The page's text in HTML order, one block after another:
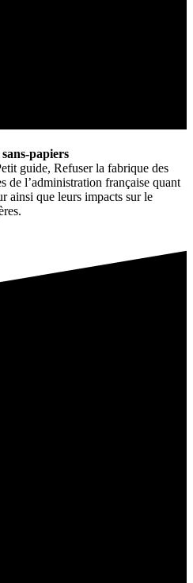
papiers
guide, Refuser la fabrique des
de l’administration française quant
ainsi que leurs impacts sur le